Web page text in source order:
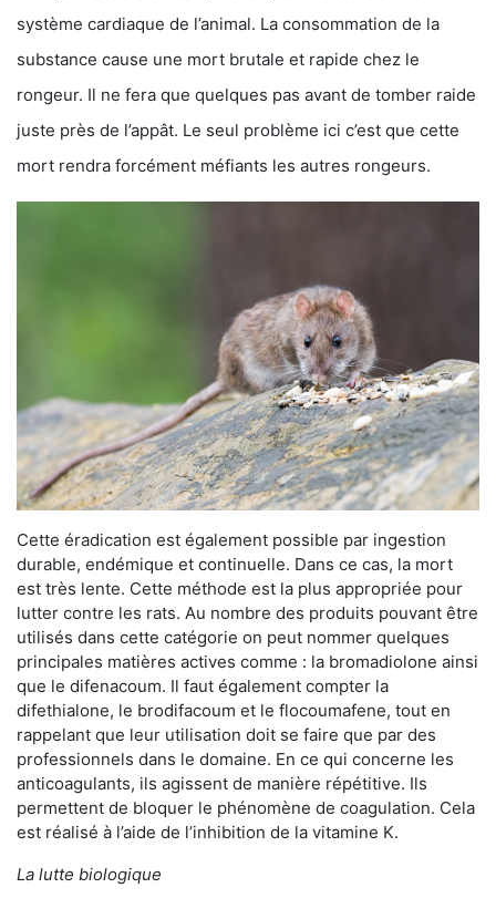
système cardiaque de l’animal. La consommation de la
substance cause une mort brutale et rapide chez le
rongeur. Il ne fera que quelques pas avant de tomber raide
juste près de l’appât. Le seul problème ici c’est que cette
mort rendra forcément méfiants les autres rongeurs.
Cette éradication est également possible par ingestion
durable, endémique et continuelle. Dans ce cas, la mort
est très lente. Cette méthode est la plus appropriée pour
lutter contre les rats. Au nombre des produits pouvant être
utilisés dans cette catégorie on peut nommer quelques
principales matières actives comme : la bromadiolone ainsi
que le difenacoum. Il faut également compter la
difethialone, le brodifacoum et le flocoumafene, tout en
rappelant que leur utilisation doit se faire que par des
professionnels dans le domaine. En ce qui concerne les
anticoagulants, ils agissent de manière répétitive. Ils
permettent de bloquer le phénomène de coagulation. Cela
est réalisé à l’aide de l’inhibition de la vitamine K.
La lutte biologique